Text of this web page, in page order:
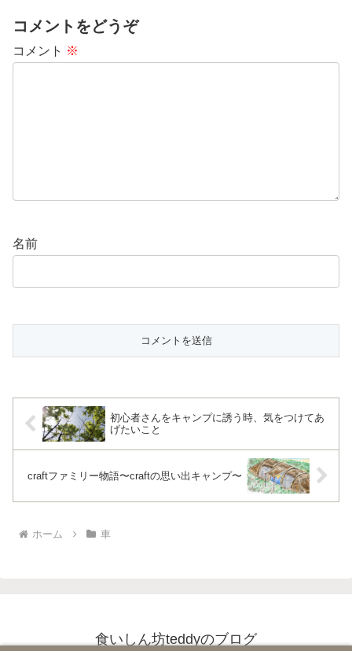
コメントをどうぞ
コメント ※
名前
初心者さんをキャンプに誘う時、気をつけてあ
げたいこと
craftファミリー物語〜craftの思い出キャンプ〜
ホーム 車
食いしん坊teddyのブログ